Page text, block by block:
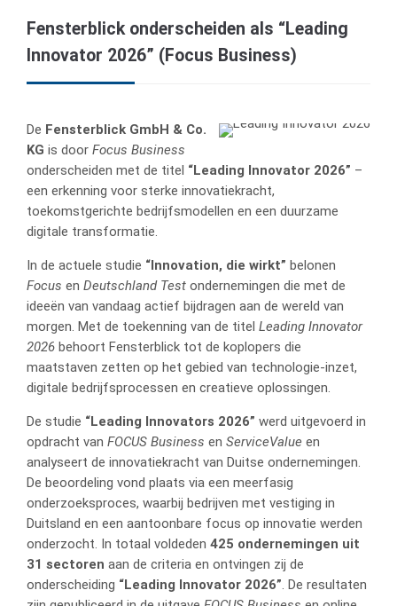
Fensterblick onderscheiden als “Leading
Innovator 2026” (Focus Business)
De Fensterblick GmbH & Co.
KG is door Focus Business
onderscheiden met de titel “Leading Innovator 2026” –
een erkenning voor sterke innovatiekracht,
toekomstgerichte bedrijfsmodellen en een duurzame
digitale transformatie.
In de actuele studie “Innovation, die wirkt” belonen
Focus en Deutschland Test ondernemingen die met de
ideeën van vandaag actief bijdragen aan de wereld van
morgen. Met de toekenning van de titel Leading Innovator
2026 behoort Fensterblick tot de koplopers die
maatstaven zetten op het gebied van technologie-inzet,
digitale bedrijfsprocessen en creatieve oplossingen.
De studie “Leading Innovators 2026” werd uitgevoerd in
opdracht van FOCUS Business en ServiceValue en
analyseert de innovatiekracht van Duitse ondernemingen.
De beoordeling vond plaats via een meerfasig
onderzoeksproces, waarbij bedrijven met vestiging in
Duitsland en een aantoonbare focus op innovatie werden
onderzocht. In totaal voldeden 425 ondernemingen uit
31 sectoren aan de criteria en ontvingen zij de
onderscheiding “Leading Innovator 2026”. De resultaten